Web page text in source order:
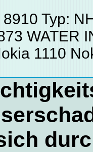
Typ:
WATER
1110